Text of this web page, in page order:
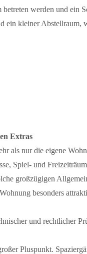
werden und ein
ein kleiner Abstellraum,
Extras
als nur die eigene
Spiel- und
großzügigen
besonders
und rechtlicher
Pluspunkt.